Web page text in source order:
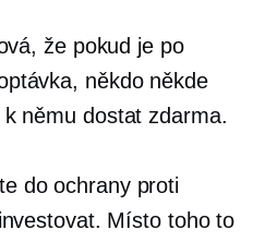
že pokud je po
někdo někde
němu dostat zdarma.
do ochrany proti
Místo toho to